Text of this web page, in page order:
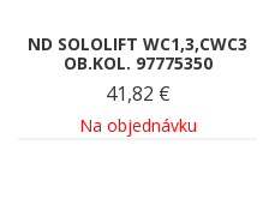
ND SOLOLIFT WC1,3,CWC3
OB.KOL. 97775350
41,82 €
Na objednávku